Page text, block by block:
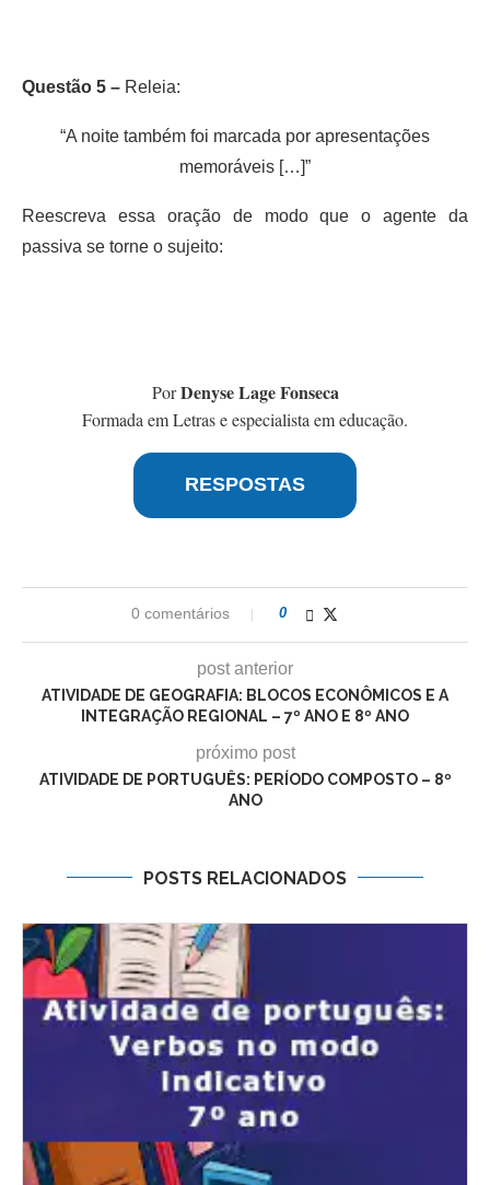
Questão 5 – Releia:
“A noite também foi marcada por apresentações
memoráveis […]”
Reescreva essa oração de modo que o agente da
passiva se torne o sujeito:
PorDenyse Lage Fonseca
Formada em Letras e especialista em educação.
RESPOSTAS
0 comentários 0
post anterior
ATIVIDADE DE GEOGRAFIA: BLOCOS ECONÔMICOS E A
INTEGRAÇÃO REGIONAL – 7º ANO E 8º ANO
próximo post
ATIVIDADE DE PORTUGUÊS: PERÍODO COMPOSTO – 8º
ANO
POSTS RELACIONADOS